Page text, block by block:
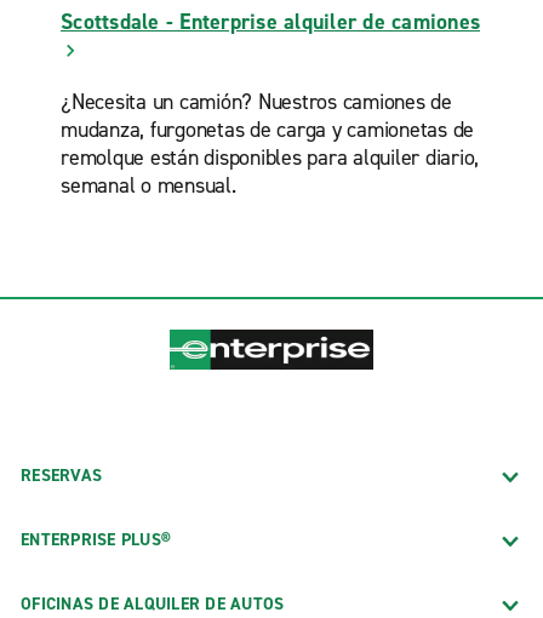
Scottsdale - Enterprise alquiler de camiones
¿Necesita un camión? Nuestros camiones de
mudanza, furgonetas de carga y camionetas de
remolque están disponibles para alquiler diario,
semanal o mensual.
RESERVAS
ENTERPRISE PLUS®
OFICINAS DE ALQUILER DE AUTOS